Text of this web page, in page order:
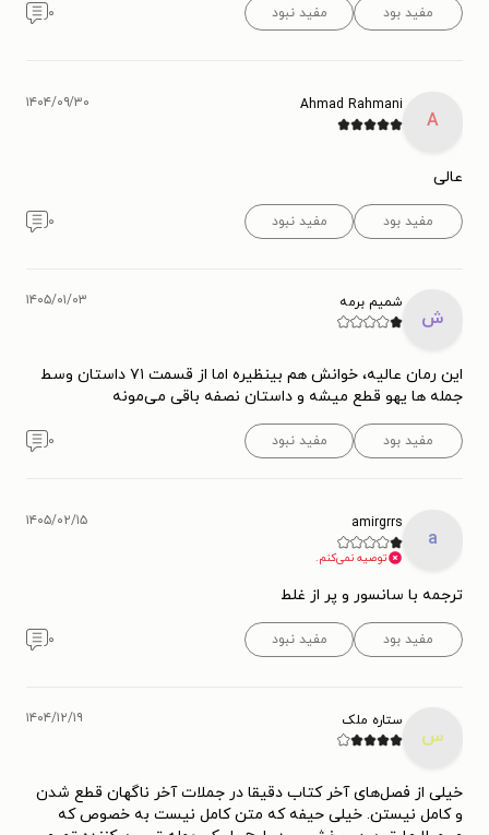
مفید بود مفید نبود ۰
A
Ahmad Rahmani ۱۴۰۴/۰۹/۳۰
عالی
مفید بود مفید نبود ۰
ش
شمیم برمه ۱۴۰۵/۰۱/۰۳
این رمان عالیه، خوانش هم بینظیره اما از قسمت ۷۱ داستان وسط
جمله ها یهو قطع میشه و داستان نصفه باقی می‌مونه
مفید بود مفید نبود ۰
a
amirgrrs
توصیه نمی‌کنم.
۱۴۰۵/۰۲/۱۵
ترجمه با سانسور و پر از غلط
مفید بود مفید نبود ۰
س
ستاره ملک ۱۴۰۴/۱۲/۱۹
خیلی از فصل‌های آخر کتاب دقیقا در جملات آخر ناگهان قطع شدن
و کامل نیستن. خیلی حیفه که متن کامل نیست به خصوص که